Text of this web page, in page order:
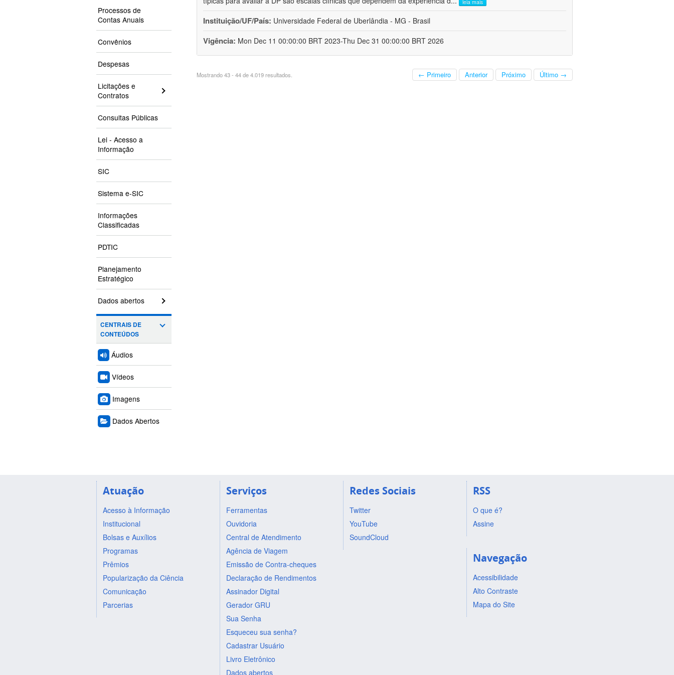
Processos de
Contas Anuais
Convênios
Despesas
Licitações e
Contratos
Consultas Públicas
Lei - Acesso a
Informação
SIC
Sistema e-SIC
Informações
Classificadas
PDTIC
Planejamento
Estratégico
Dados abertos
CENTRAIS DE
CONTEÚDOS
Áudios
Vídeos
Imagens
Dados Abertos
leia mais
Instituição/UF/País: Universidade Federal de Uberlândia - MG - Brasil
Vigência: Mon Dec 11 00:00:00 BRT 2023-Thu Dec 31 00:00:00 BRT 2026
Mostrando 43 - 44 de 4.019 resultados. ← Primeiro Anterior Próximo Último →
Atuação
Acesso à Informação
Institucional
Bolsas e Auxílios
Programas
Prêmios
Popularização da Ciência
Comunicação
Parcerias
Serviços
Ferramentas
Ouvidoria
Central de Atendimento
Agência de Viagem
Emissão de Contra-cheques
Declaração de Rendimentos
Assinador Digital
Gerador GRU
Sua Senha
Esqueceu sua senha?
Cadastrar Usuário
Livro Eletrônico
Dados abertos
Redes Sociais
Twitter
YouTube
SoundCloud
RSS
O que é?
Assine
Navegação
Acessibilidade
Alto Contraste
Mapa do Site